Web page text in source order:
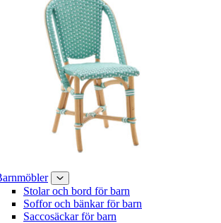
Stolar och bord för barn
Soffor och bänkar för barn
Saccosäckar för barn